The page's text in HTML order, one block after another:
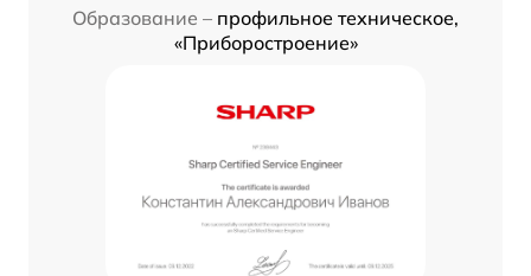
Образование – профильное техническое,
«Приборостроение»